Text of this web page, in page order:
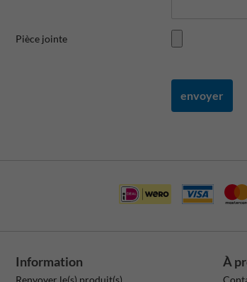
Pièce jointe
envoyer
Information À